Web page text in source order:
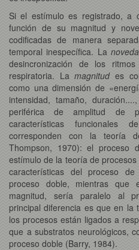
Si el estímulo es registrado, a
función de su magnitud y
codificadas de manera
temporal inespecífica. La
desincronización de los
respiratoria. Lamagnitudes
como una dimensión de
intensidad, tamaño,
periférica de amplitud de
características
corresponden con la teoría
Thompson, 1970): el proceso
estímulo de la teoría de
características del proceso
proceso doble, mientras
magnitud, sería paralelo al
principal diferencia es que en la
los procesos están ligados a
que a substratos neurológicos,
proceso doble (Barry, 1984).